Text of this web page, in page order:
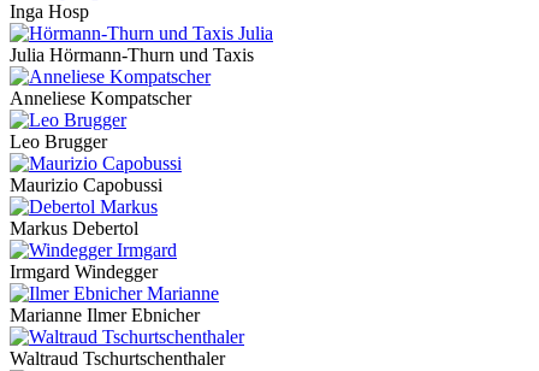
Inga Hosp
Julia Hörmann-Thurn und Taxis
Anneliese Kompatscher
Leo Brugger
Maurizio Capobussi
Markus Debertol
Irmgard Windegger
Marianne Ilmer Ebnicher
Waltraud Tschurtschenthaler